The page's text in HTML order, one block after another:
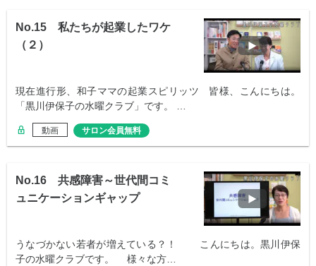
No.15 私たちが起業したワケ
（２）
現在進行形、和子ママの起業スピリッツ 皆様、こんにちは。
「黒川伊保子の水曜クラブ」です。 …
動画 サロン会員無料
No.16 共感障害～世代間コミ
ュニケーションギャップ
うなづかない若者が増えている？！ こんにちは。黒川伊保
子の水曜クラブです。 様々な方…